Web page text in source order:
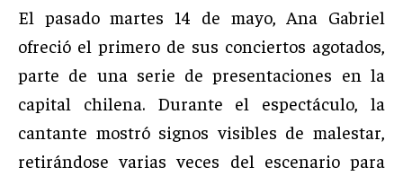
El pasado martes 14 de mayo, Ana Gabriel
ofreció el primero de sus conciertos agotados,
parte de una serie de presentaciones en la
capital chilena. Durante el espectáculo, la
cantante mostró signos visibles de malestar,
retirándose varias veces del escenario para